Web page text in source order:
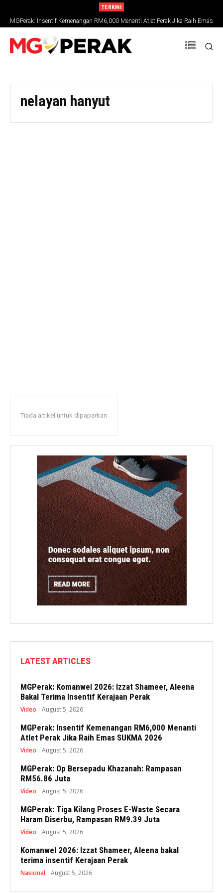
TERKINI
MGPerak: Insentif Kemenangan RM6,000 Menanti Atlet Perak Jika Raih Emas
SUKMA 2026
nelayan hanyut
Tiada artikel untuk dipaparkan
LATEST ARTICLES
MGPerak: Komanwel 2026: Izzat Shameer, Aleena
Bakal Terima Insentif Kerajaan Perak
Video August 5, 2026
MGPerak: Insentif Kemenangan RM6,000 Menanti
Atlet Perak Jika Raih Emas SUKMA 2026
Video August 5, 2026
MGPerak: Op Bersepadu Khazanah: Rampasan
RM56.86 Juta
Video August 5, 2026
MGPerak: Tiga Kilang Proses E-Waste Secara
Haram Diserbu, Rampasan RM9.39 Juta
Video August 5, 2026
Komanwel 2026: Izzat Shameer, Aleena bakal
terima insentif Kerajaan Perak
Nasional August 5, 2026